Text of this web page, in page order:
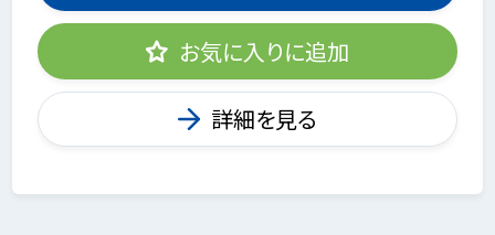
お気に入りに追加
詳細を見る